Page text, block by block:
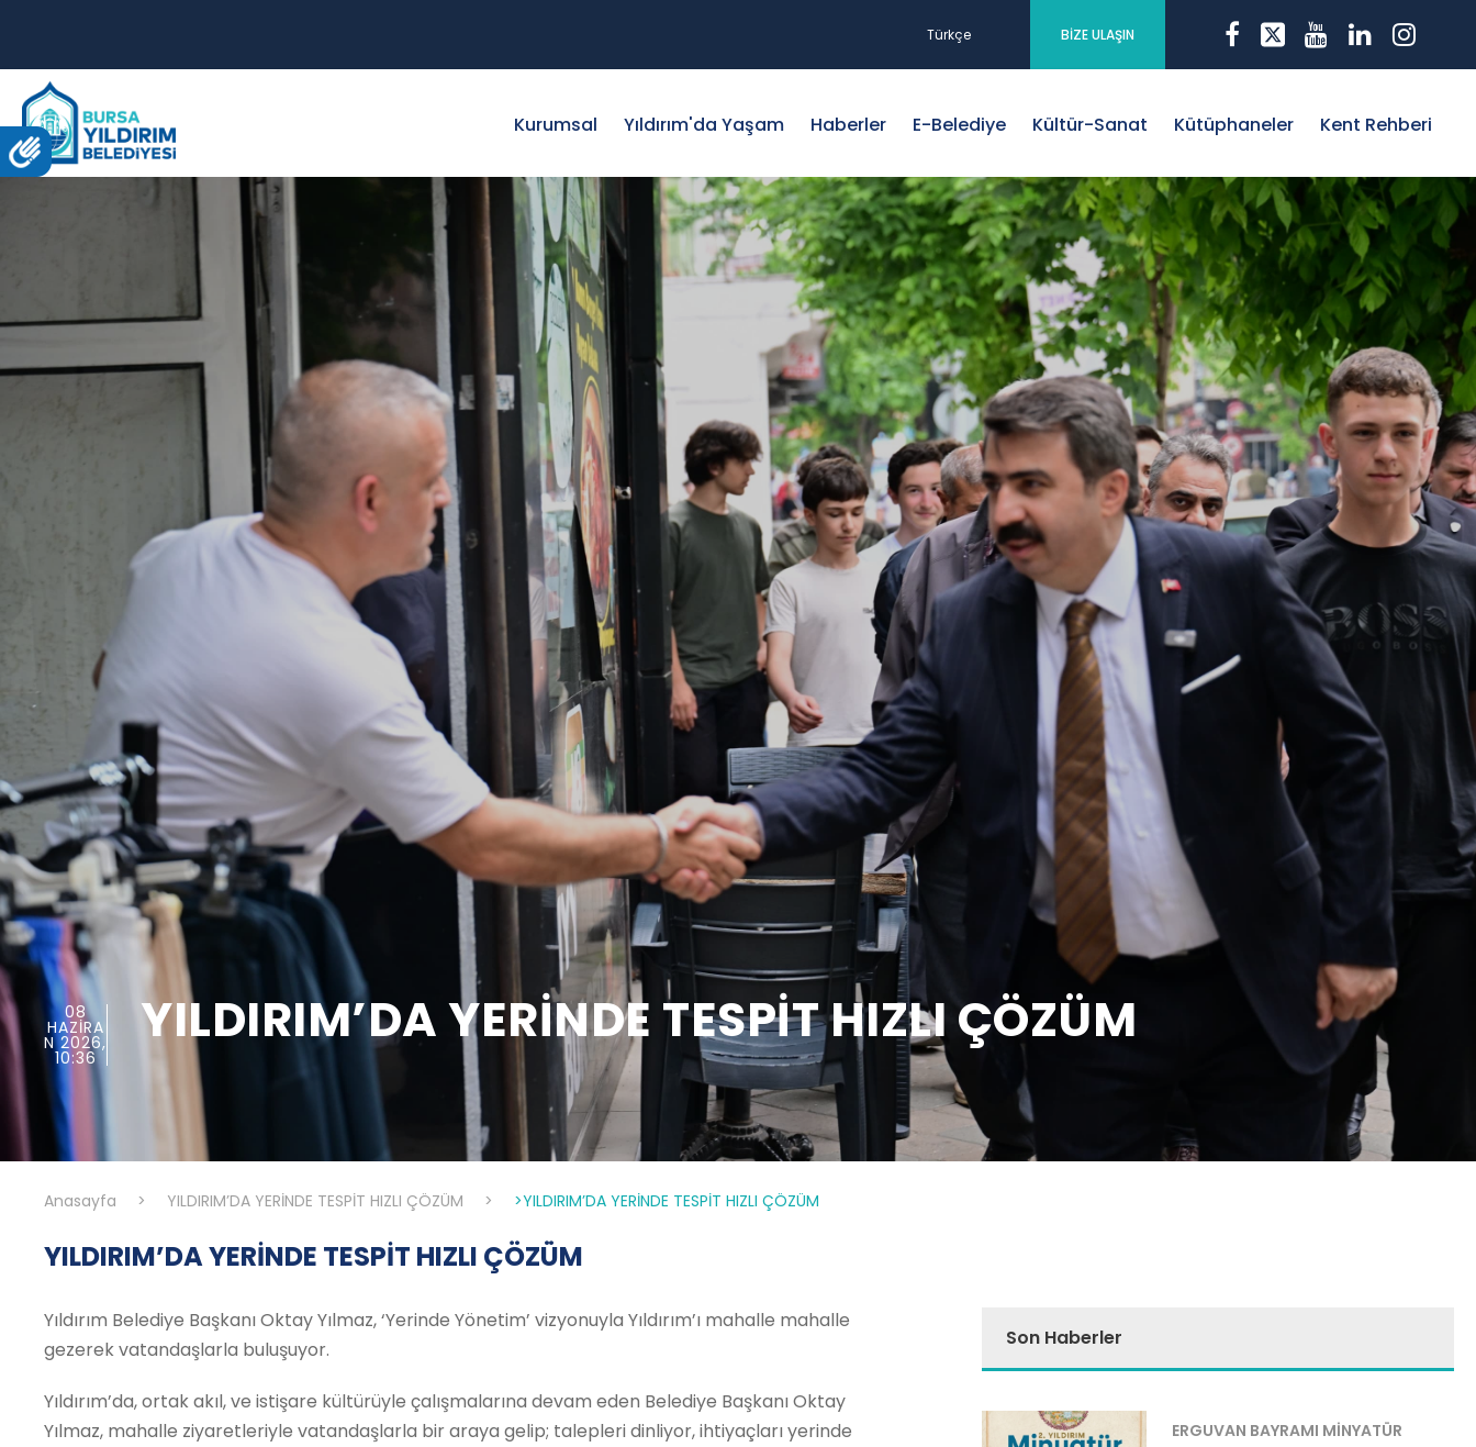
Türkçe BİZE ULAŞIN
Kurumsal Yıldırım'da Yaşam Haberler E-Belediye Kültür-Sanat Kütüphaneler Kent Rehberi
08
HAZIRA
N 2026,
10:36
YILDIRIM’DA YERİNDE TESPİT HIZLI ÇÖZÜM
Anasayfa > YILDIRIM’DA YERİNDE TESPİT HIZLI ÇÖZÜM > >YILDIRIM’DA YERİNDE TESPİT HIZLI ÇÖZÜM
YILDIRIM’DA YERİNDE TESPİT HIZLI ÇÖZÜM
Yıldırım Belediye Başkanı Oktay Yılmaz, ‘Yerinde Yönetim’ vizyonuyla Yıldırım’ı mahalle mahalle
gezerek vatandaşlarla buluşuyor.
Yıldırım’da, ortak akıl, ve istişare kültürüyle çalışmalarına devam eden Belediye Başkanı Oktay
Yılmaz, mahalle ziyaretleriyle vatandaşlarla bir araya gelip; talepleri dinliyor, ihtiyaçları yerinde
Son Haberler
ERGUVAN BAYRAMI MİNYATÜR